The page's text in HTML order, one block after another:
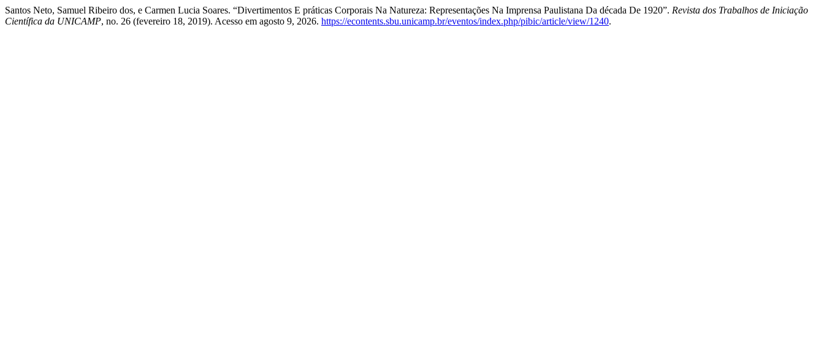
Santos Neto, Samuel Ribeiro dos, e Carmen Lucia Soares. “Divertimentos E práticas Corporais Na Natureza: Representações Na Imprensa Paulistana Da década De 1920”. Revista dos Trabalhos de Iniciação
Científica da UNICAMP, no. 26 (fevereiro 18, 2019). Acesso em agosto 9, 2026. https://econtents.sbu.unicamp.br/eventos/index.php/pibic/article/view/1240.